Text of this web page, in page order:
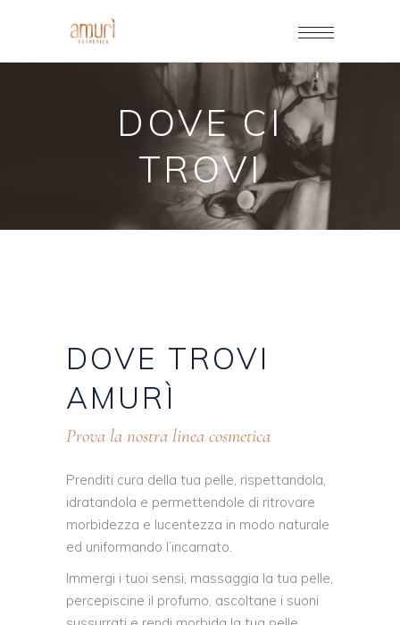
DOVE CI
TROVI
DOVE TROVI
AMURÌ
Prova la nostra linea cosmetica
Prenditi cura della tua pelle, rispettandola,
idratandola e permettendole di ritrovare
morbidezza e lucentezza in modo naturale
ed uniformando l’incarnato.
Immergi i tuoi sensi, massaggia la tua pelle,
percepiscine il profumo, ascoltane i suoni